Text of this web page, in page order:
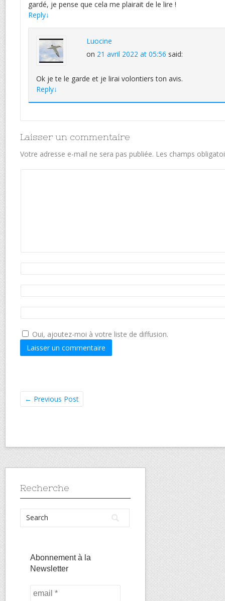
gardé, je pense que cela me plairait de le lire !
Reply↓
Luocine
on 21 avril 2022 at 05:56 said:
Ok je te le garde et je lirai volontiers ton avis.
Reply↓
Laisser un commentaire
Votre adresse e-mail ne sera pas publiée. Les champs
Oui, ajoutez-moi à votre liste de diffusion.
← Previous Post
Recherche
Abonnement à la
Newsletter